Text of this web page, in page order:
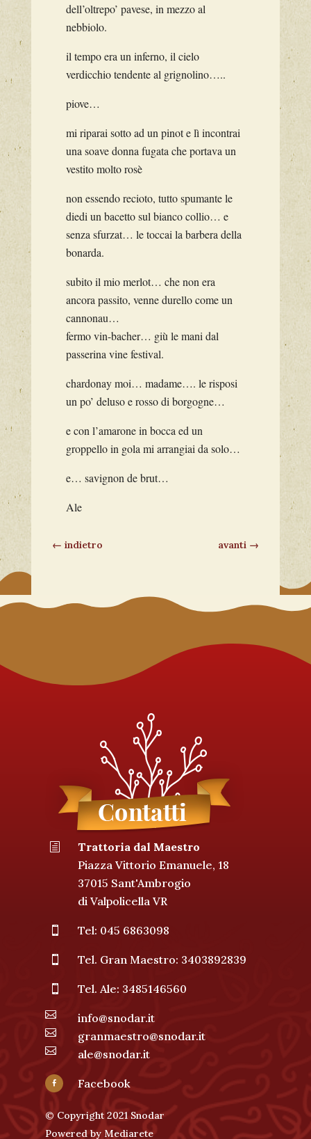
dell’oltrepo’ pavese, in mezzo al
nebbiolo.
il tempo era un inferno, il cielo
verdicchio tendente al grignolino…..
piove…
mi riparai sotto ad un pinot e lì incontrai
una soave donna fugata che portava un
vestito molto rosè
non essendo recioto, tutto spumante le
diedi un bacetto sul bianco collio… e
senza sfurzat… le toccai la barbera della
bonarda.
subito il mio merlot… che non era
ancora passito, venne durello come un
cannonau…
fermo vin-bacher… giù le mani dal
passerina vine festival.
chardonay moi… madame…. le risposi
un po’ deluso e rosso di borgogne…
e con l’amarone in bocca ed un
groppello in gola mi arrangiai da solo…
e… savignon de brut…
Ale
← indietro avanti →
h
Trattoria dal Maestro
Piazza Vittorio Emanuele, 18
37015 Sant'Ambrogio
di Valpolicella VR
 Tel: 045 6863098
 Tel. Gran Maestro: 3403892839
 Tel. Ale: 3485146560
 info@snodar.it
 granmaestro@snodar.it
 ale@snodar.it
 Facebook
© Copyright 2021 Snodar
Powered by Mediarete